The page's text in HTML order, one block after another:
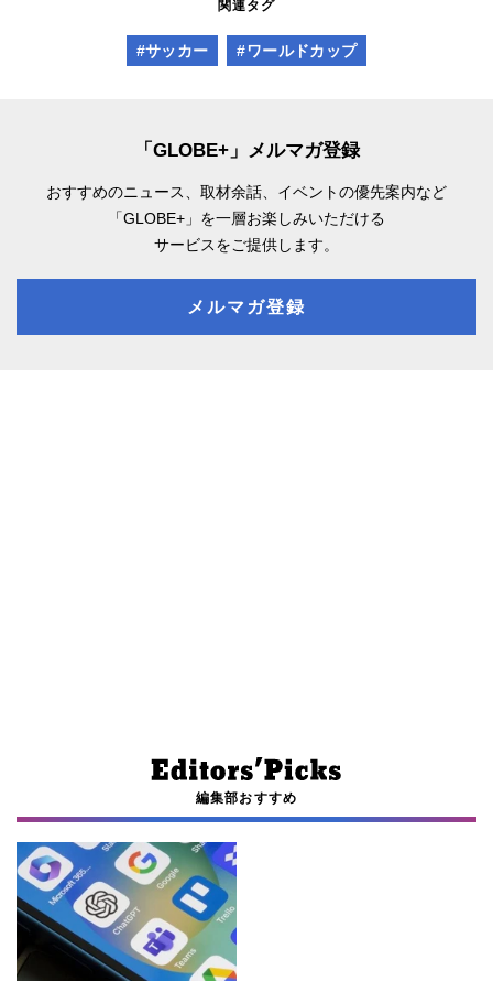
関連タグ
#サッカー #ワールドカップ
「GLOBE+」メルマガ登録
おすすめのニュース、取材余話、 イベントの優先案内など
「GLOBE+」を一層お楽しみいただける
サービスをご提供します。
メルマガ登録
編集部おすすめ